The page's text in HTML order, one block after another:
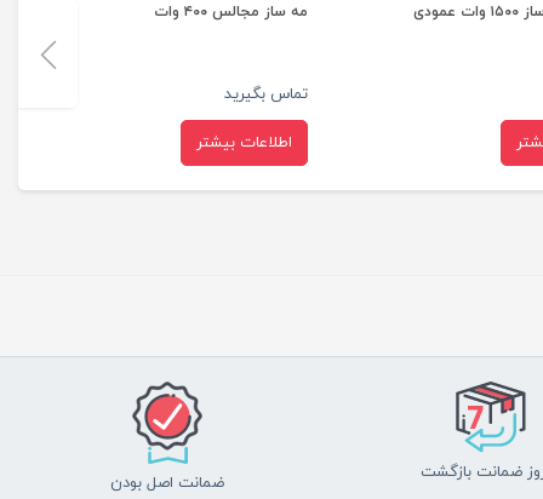
عمودی مه ساز مجالس ۴۰۰ وات
تماس بگیرید
اطلاعات بیشتر
ضمانت اصل بودن